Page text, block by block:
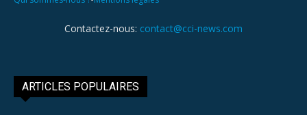
Contactez-nous: contact@cci-news.com
ARTICLES POPULAIRES